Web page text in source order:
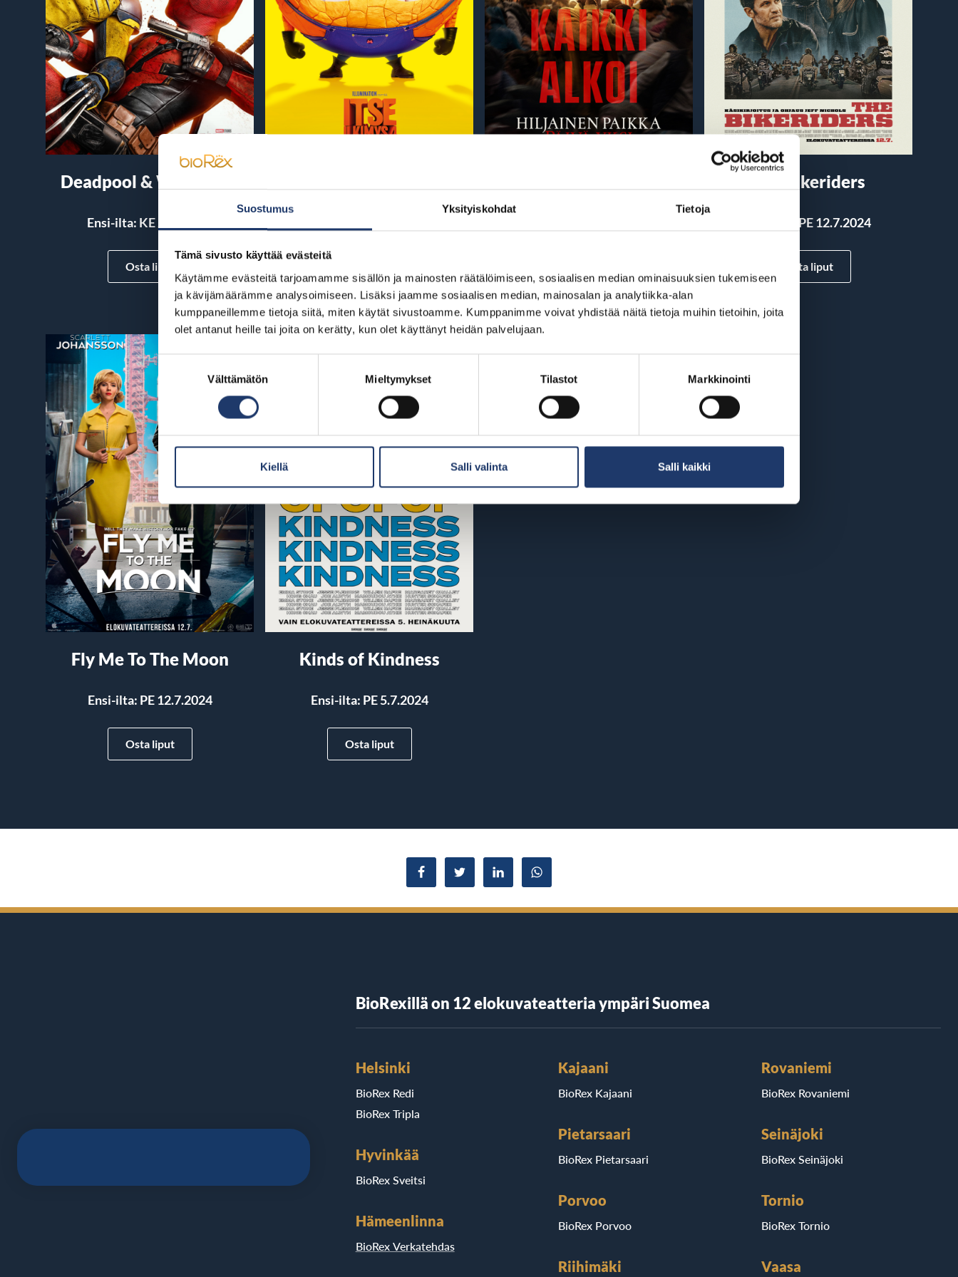
Suostumus Yksityiskohdat Tietoja
Tämä sivusto käyttää evästeitä
Käytämme evästeitä tarjoamamme sisällön ja mainosten räätälöimiseen, sosiaalisen median ominaisuuksien tukemiseen
ja kävijämäärämme analysoimiseen. Lisäksi jaamme sosiaalisen median, mainosalan ja analytiikka-alan
kumppaneillemme tietoja siitä, miten käytät sivustoamme. Kumppanimme voivat yhdistää näitä tietoja muihin tietoihin, joita
olet antanut heille tai joita on kerätty, kun olet käyttänyt heidän palvelujaan.
Suostumuksen
valinta
Välttämätön Mieltymykset Tilastot Markkinointi
Kiellä Salli valinta Salli kaikki
Deadpool & Wolverine
Ensi-ilta: KE 24.7.2024
Osta liput
Osta liput
The Bikeriders
Ensi-ilta: PE 12.7.2024
Osta liput
Fly Me To The Moon
Ensi-ilta: PE 12.7.2024
Osta liput
Kinds of Kindness
Ensi-ilta: PE 5.7.2024
Osta liput
Jaa FacebookissaJaa TwitterissäJaa LinkedInissä
BioRexillä on 12 elokuvateatteria ympäri Suomea
Helsinki
BioRex Redi
BioRex Tripla
Hyvinkää
BioRex Sveitsi
Hämeenlinna
BioRex Verkatehdas
Kajaani
BioRex Kajaani
Pietarsaari
BioRex Pietarsaari
Porvoo
BioRex Porvoo
Riihimäki
Rovaniemi
BioRex Rovaniemi
Seinäjoki
BioRex Seinäjoki
Tornio
BioRex Tornio
Vaasa